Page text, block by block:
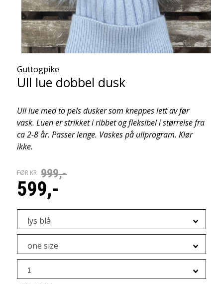
Guttogpike
Ull lue dobbel dusk
Ull lue med to pels dusker som kneppes lett av før
vask. Luen er strikket i ribbet og fleksibel i størrelse fra
ca 2-8 år. Passer lenge. Vaskes på ullprogram. Klør
ikke.
FØR KR 999,-
599,-
lys blå
one size